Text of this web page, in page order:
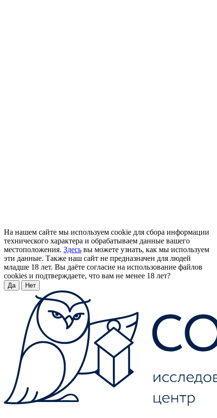
На нашем сайте мы используем cookie для сбора информации
технического характера и обрабатываем данные вашего
местоположения. Здесь вы можете узнать, как мы используем
эти данные. Также наш сайт не предназначен для людей
младше 18 лет. Вы даёте согласие на использование файлов
cookies и подтверждаете, что вам не менее 18 лет?
Да Нет